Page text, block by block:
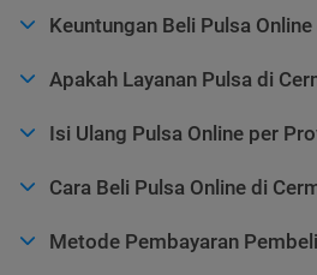
Keuntungan Beli Pulsa
Apakah Layanan Pulsa di
Isi Ulang Pulsa Online per
Cara Beli Pulsa Online di
Metode Pembayaran